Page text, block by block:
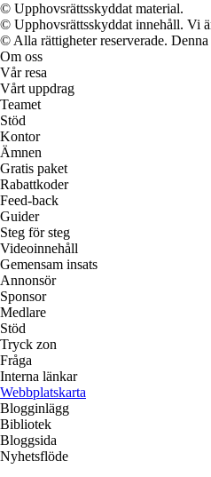
© Upphovsrättsskyddat material.
© Upphovsrättsskyddat innehåll. Vi
© Alla rättigheter reserverade.
Om oss
Vår resa
Vårt uppdrag
Teamet
Stöd
Kontor
Ämnen
Gratis paket
Rabattkoder
Feed-back
Guider
Steg för steg
Videoinnehåll
Gemensam insats
Annonsör
Sponsor
Medlare
Stöd
Tryck zon
Fråga
Interna länkar
Webbplatskarta
Blogginlägg
Bibliotek
Bloggsida
Nyhetsflöde